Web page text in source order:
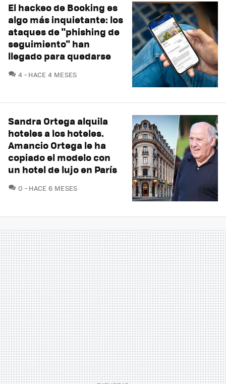
El hackeo de Booking es
algo más inquietante: los
ataques de "phishing de
seguimiento" han
llegado para quedarse
4 COMENTARIOS
HACE 4 MESES
Sandra Ortega alquila
hoteles a los hoteles.
Amancio Ortega le ha
copiado el modelo con
un hotel de lujo en París
0 COMENTARIOS
HACE 6 MESES